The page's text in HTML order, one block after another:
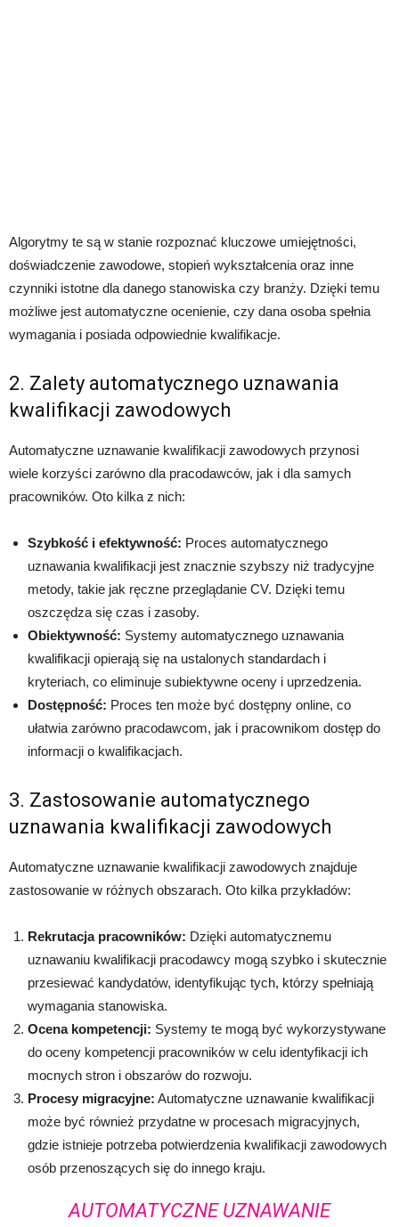
Algorytmy te są w stanie rozpoznać kluczowe umiejętności,
doświadczenie zawodowe, stopień wykształcenia oraz inne
czynniki istotne dla danego stanowiska czy branży. Dzięki temu
możliwe jest automatyczne ocenienie, czy dana osoba spełnia
wymagania i posiada odpowiednie kwalifikacje.
2. Zalety automatycznego uznawania
kwalifikacji zawodowych
Automatyczne uznawanie kwalifikacji zawodowych przynosi
wiele korzyści zarówno dla pracodawców, jak i dla samych
pracowników. Oto kilka z nich:
Szybkość i efektywność: Proces automatycznego
uznawania kwalifikacji jest znacznie szybszy niż tradycyjne
metody, takie jak ręczne przeglądanie CV. Dzięki temu
oszczędza się czas i zasoby.
Obiektywność: Systemy automatycznego uznawania
kwalifikacji opierają się na ustalonych standardach i
kryteriach, co eliminuje subiektywne oceny i uprzedzenia.
Dostępność: Proces ten może być dostępny online, co
ułatwia zarówno pracodawcom, jak i pracownikom dostęp do
informacji o kwalifikacjach.
3. Zastosowanie automatycznego
uznawania kwalifikacji zawodowych
Automatyczne uznawanie kwalifikacji zawodowych znajduje
zastosowanie w różnych obszarach. Oto kilka przykładów:
Rekrutacja pracowników: Dzięki automatycznemu
uznawaniu kwalifikacji pracodawcy mogą szybko i skutecznie
przesiewać kandydatów, identyfikując tych, którzy spełniają
wymagania stanowiska.
Ocena kompetencji: Systemy te mogą być wykorzystywane
do oceny kompetencji pracowników w celu identyfikacji ich
mocnych stron i obszarów do rozwoju.
Procesy migracyjne: Automatyczne uznawanie kwalifikacji
może być również przydatne w procesach migracyjnych,
gdzie istnieje potrzeba potwierdzenia kwalifikacji zawodowych
osób przenoszących się do innego kraju.
AUTOMATYCZNE UZNAWANIE